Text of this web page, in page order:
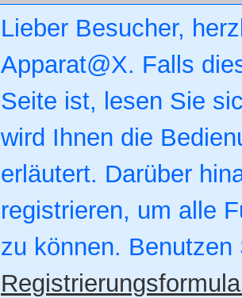
Lieber Besucher,
Apparat@X. Falls
Seite ist, lesen Sie
wird Ihnen die
erläutert. Darüber
registrieren, um alle
zu können. Benutzen